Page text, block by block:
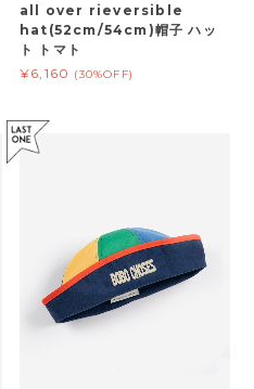
all over rieversible
hat(52cm/54cm)帽子 ハッ
ト トマト
¥6,160 (30%OFF)